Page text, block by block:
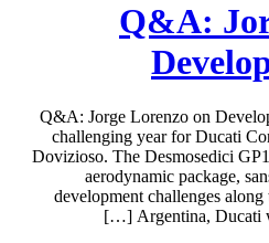
Q&A:
Q&A: Jorge Lorenzo on
challenging year for Ducati
Dovizioso. The Desmosedici
aerodynamic package,
development challenges
Argentina, Ducati